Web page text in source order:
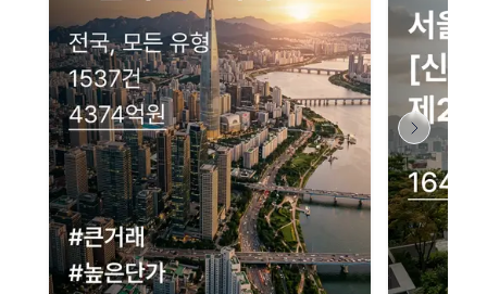
네이버 지도 연결 안내
현재 네이버 지도 연결이 원활하지 않아 지도를 불러올 수 없습니다.
이용에 불편을 드려 죄송합니다.
다시 시도